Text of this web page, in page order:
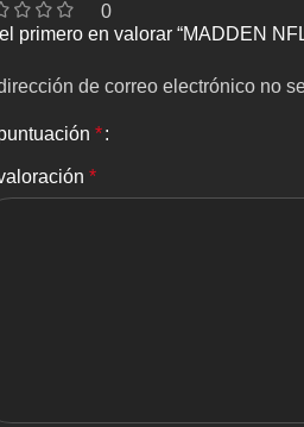
0
primero en valorar “MADDEN
de correo electrónico no
*
*